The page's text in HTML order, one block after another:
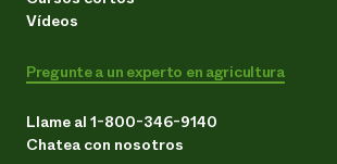
Vídeos
Pregunte a un experto en agricultura
Llame al 1-800-346-9140
Chatea con nosotros